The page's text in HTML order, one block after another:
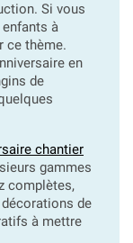
Si vous
à
ce thème.
en
de
chantier
gammes
complètes,
de
à mettre